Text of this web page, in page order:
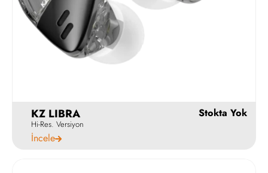
KZ LIBRA
Hi-Res. Versiyon
İncele